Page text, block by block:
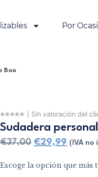
Por
Boo
( Sin valoración del
Sudadera
€37,00 €29,99 (IVA no
Escoge la opción que más